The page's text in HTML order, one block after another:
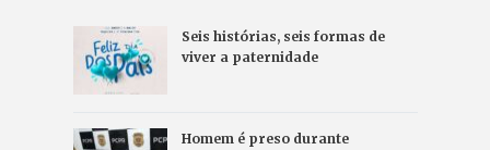
Seis histórias, seis formas de
viver a paternidade
Homem é preso durante